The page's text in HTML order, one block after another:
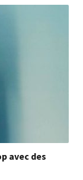
avec des